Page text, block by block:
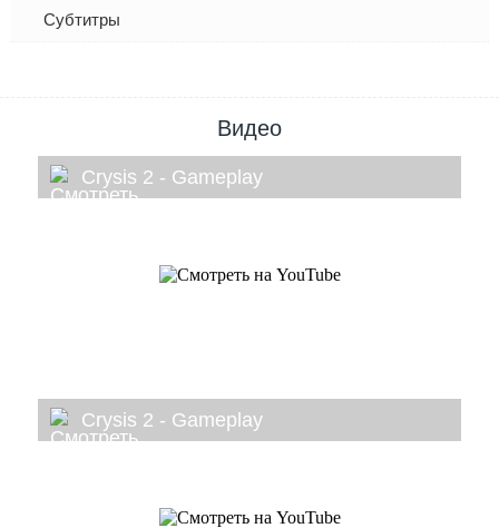
Субтитры
Видео
Crysis 2 - Gameplay
Crysis 2 - Gameplay